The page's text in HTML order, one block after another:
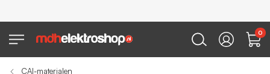
0
CAI-materialen